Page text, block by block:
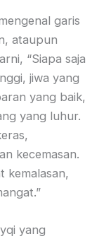
garis
ataupun
“Siapa saja
jiwa yang
yang baik,
yang luhur.
kecemasan.
kemalasan,
yang